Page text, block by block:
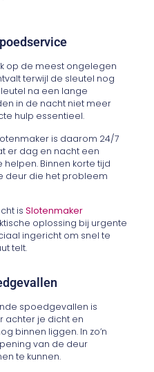
op de meest ongelegen
terwijl de sleutel nog
na een lange
in de nacht niet meer
hulp essentieel.
is daarom 24/7
er dag en nacht een
Binnen korte tijd
deur die het probleem
isSlotenmaker
oplossing bij urgente
ingericht om snel te
telt.
spoedgevallen is
achter je dicht en
binnen liggen. In zo’n
van de deur
te kunnen.